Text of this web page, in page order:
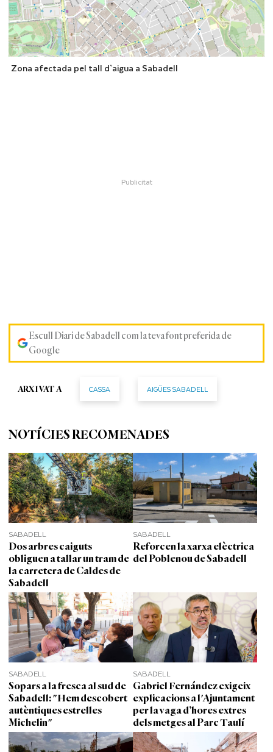
Zona afectada pel tall d`aigua a Sabadell
Escull Diari de Sabadell com la teva font preferida de
Google
ARXIVAT A CASSA AIGÜES SABADELL
NOTÍCIES RECOMENADES
SABADELL
Dos arbres caiguts
obliguen a tallar un tram de
la carretera de Caldes de
Sabadell
SABADELL
Reforcen la xarxa elèctrica
del Poblenou de Sabadell
SABADELL
Sopars a la fresca al sud de
Sabadell: "Hem descobert
autèntiques estrelles
Michelin"
SABADELL
Gabriel Fernández exigeix
explicacions a l'Ajuntament
per la vaga d’hores extres
dels metges al Parc Taulí